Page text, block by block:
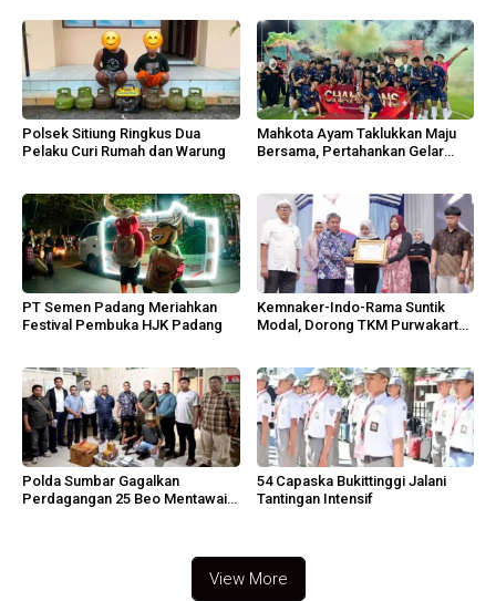
Polsek Sitiung Ringkus Dua
Pelaku Curi Rumah dan Warung
Mahkota Ayam Taklukkan Maju
Bersama, Pertahankan Gelar
PT Semen Padang Meriahkan
Festival Pembuka HJK Padang
Kemnaker-Indo-Rama Suntik
Modal, Dorong TKM Purwakarta
Polda Sumbar Gagalkan
Perdagangan 25 Beo Mentawai
54 Capaska Bukittinggi Jalani
Tantingan Intensif
View More